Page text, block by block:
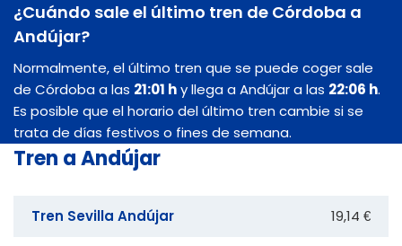
¿Cuándo sale el último tren de Córdoba a
Andújar?
Normalmente, el último tren que se puede coger sale
de Córdoba a las 21:01 hy llega a Andújar a las 22:06 h.
Es posible que el horario del último tren cambie si se
trata de días festivos o fines de semana.
Tren a Andújar
Tren Sevilla Andújar 19,14 €